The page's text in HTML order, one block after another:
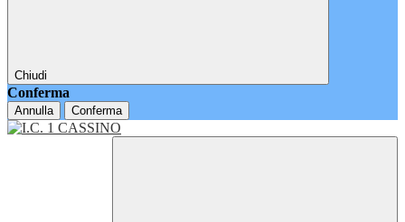
Chiudi
Conferma
Annulla Conferma